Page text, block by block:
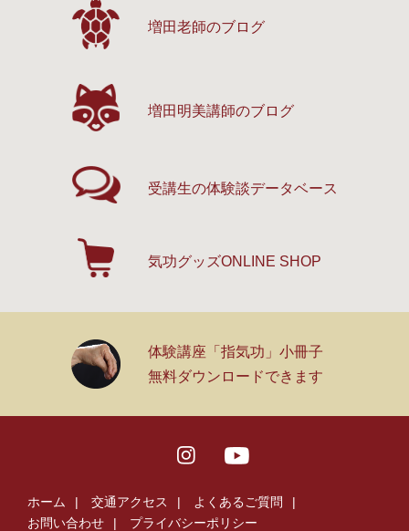
増田老師のブログ
増田明美講師のブログ
受講生の体験談データベース
気功グッズONLINE SHOP
体験講座「指気功」小冊子
無料ダウンロードできます
ホーム 交通アクセス
よくあるご質問
お問い合わせ
プライバシーポリシー